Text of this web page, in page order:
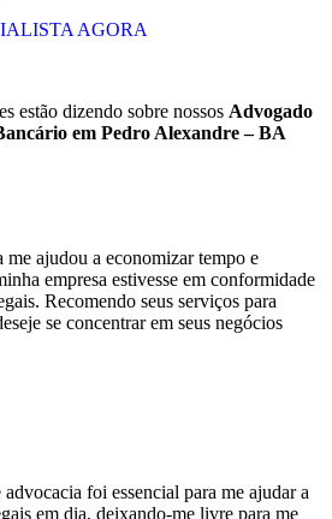
AGORA
estão dizendo sobre nossos Advogado
em Pedro Alexandre – BA
ajudou a economizar tempo e
empresa estivesse em conformidade
Recomendo seus serviços para
se concentrar em seus negócios
foi essencial para me ajudar a
em dia, deixando-me livre para me